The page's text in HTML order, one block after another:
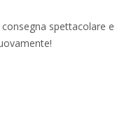
spettacolare e